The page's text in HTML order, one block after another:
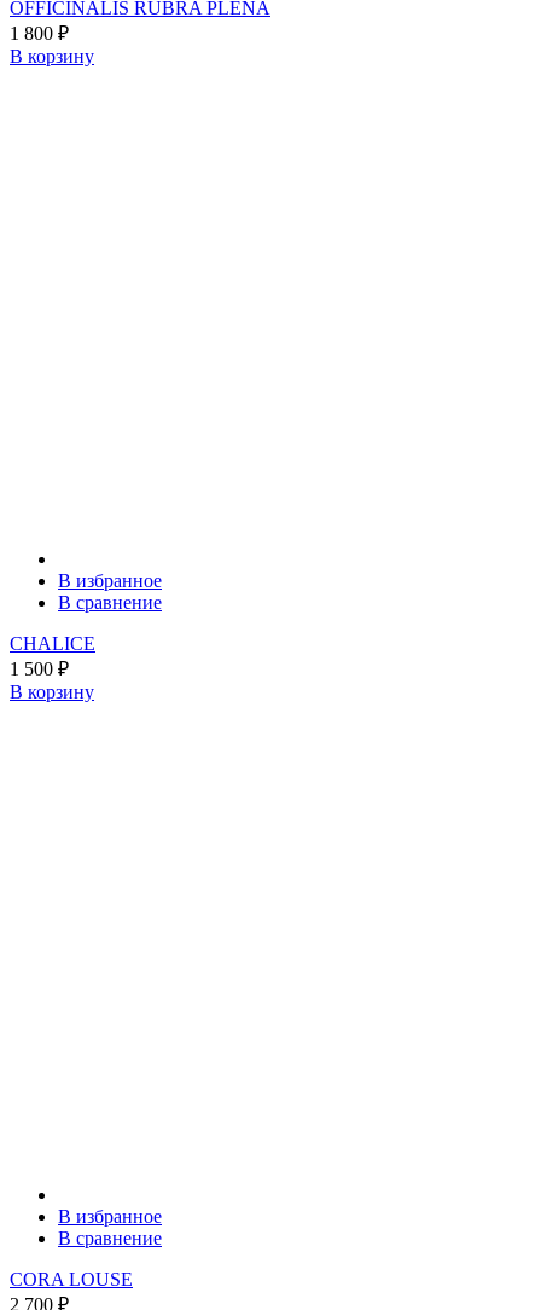
OFFICINALIS RUBRA PLENA
1 800 ₽
В корзину
В избранное
В сравнение
CHALICE
1 500 ₽
В корзину
В избранное
В сравнение
CORA LOUSE
2 700 ₽